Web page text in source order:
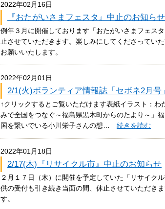
2022年02月16日
『おたがいさまフェスタ』中止のお知らせ
例年３月に開催しております「おたがいさまフェス
止させていただきます。楽しみにしてくださってい
お願いいたします。
2022年02月01日
2/1(火)ボランティア情報誌「セボネ2月号
↑クリックするとご覧いただけます表紙イラスト：
みで全国をつなぐ～福島県黒木町からのたより～」
国を繋いでいる小川栄子さんの想… 続きを読む
2022年01月18日
2/17(木)『リサイクル市』中止のお知らせ
２月１７日（木）に開催を予定していた「リサイク
供の受付も引き続き当面の間、休止させていただき
す。